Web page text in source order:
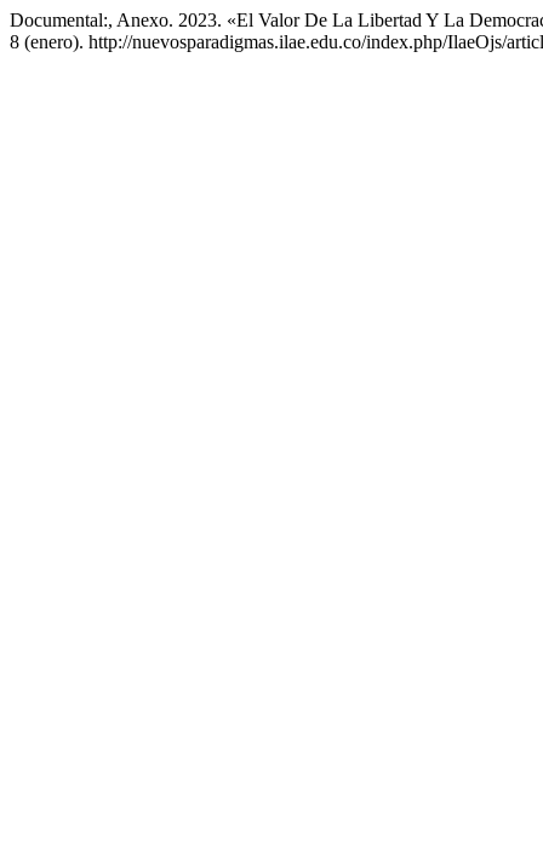
Documental:, Anexo. 2023. «El Valor De La Libertad Y La
8 (enero). http://nuevosparadigmas.ilae.edu.co/index.php/IlaeOjs/